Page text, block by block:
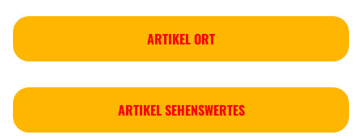
ARTIKEL ORT
ARTIKEL SEHENSWERTES